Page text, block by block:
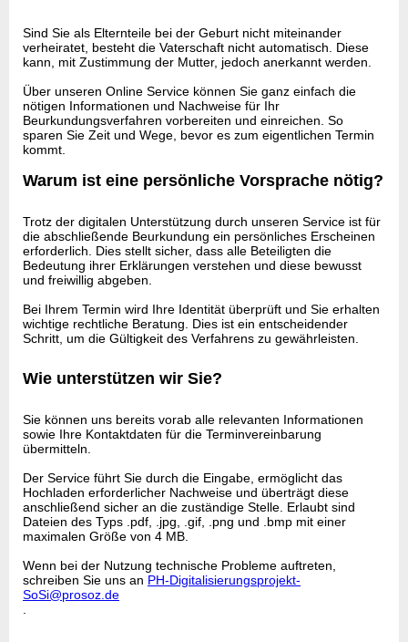
Sind Sie als Elternteile bei der Geburt nicht miteinander
verheiratet, besteht die Vaterschaft nicht automatisch. Diese
kann, mit Zustimmung der Mutter, jedoch anerkannt werden.
Über unseren Online Service können Sie ganz einfach die
nötigen Informationen und Nachweise für Ihr
Beurkundungsverfahren vorbereiten und einreichen. So
sparen Sie Zeit und Wege, bevor es zum eigentlichen Termin
kommt.
Warum ist eine persönliche Vorsprache nötig?
Trotz der digitalen Unterstützung durch unseren Service ist für
die abschließende Beurkundung ein persönliches Erscheinen
erforderlich. Dies stellt sicher, dass alle Beteiligten die
Bedeutung ihrer Erklärungen verstehen und diese bewusst
und freiwillig abgeben.
Bei Ihrem Termin wird Ihre Identität überprüft und Sie erhalten
wichtige rechtliche Beratung. Dies ist ein entscheidender
Schritt, um die Gültigkeit des Verfahrens zu gewährleisten.
Wie unterstützen wir Sie?
Sie können uns bereits vorab alle relevanten Informationen
sowie Ihre Kontaktdaten für die Terminvereinbarung
übermitteln.
Der Service führt Sie durch die Eingabe, ermöglicht das
Hochladen erforderlicher Nachweise und überträgt diese
anschließend sicher an die zuständige Stelle. Erlaubt sind
Dateien des Typs .pdf, .jpg, .gif, .png und .bmp mit einer
maximalen Größe von 4 MB.
Wenn bei der Nutzung technische Probleme auftreten,
schreiben Sie uns an PH-Digitalisierungsprojekt-
SoSi@prosoz.de